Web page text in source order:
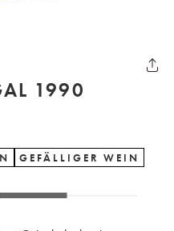
GIGONDAS GUIGAL 1990
GEFÄLLIGER WEIN